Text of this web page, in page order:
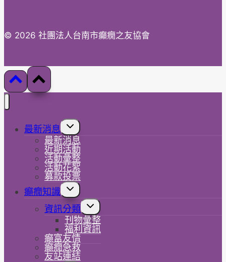
© 2026 社團法人台南市癲癇之友協會
最新消息
Toggle
menu
最新消息
近期活動
活動彙整
活動花絮
募款投票
癲癇知識
Toggle
資訊分類
Toggle
menu
刊物彙整
福利資訊
癲富友情
癲癇急救
友站連結